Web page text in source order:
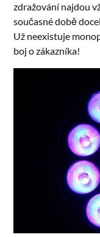
zdražování najdou
současné době
Už neexistuje
boj o zákazníka!